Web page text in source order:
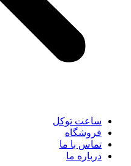
ساعت توکل
فروشگاه
تماس با ما
درباره ما